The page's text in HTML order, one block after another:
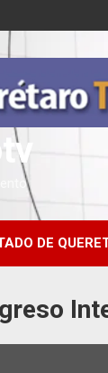
DE